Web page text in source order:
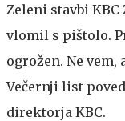
Zeleni stavbi
vlomil s pištolo.
ogrožen. Ne vem,
Večernji list
direktorja KBC.